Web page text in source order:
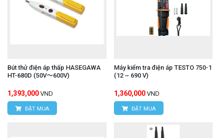
Bút thử điện áp thấp HASEGAWA
HT-680D (50V〜600V)
1,393,000 VND
ĐẶT MUA
Máy kiểm tra điện áp TESTO 750-1
(12 ~ 690 V)
1,360,000 VND
ĐẶT MUA